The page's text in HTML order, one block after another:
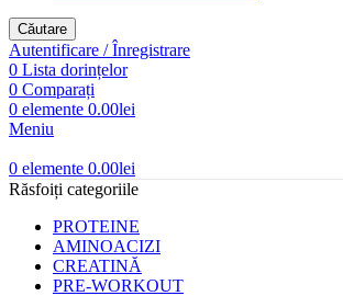
Căutare
Autentificare / Înregistrare
0 Lista dorințelor
0 Comparați
0 elemente 0.00lei
Meniu
0 elemente 0.00lei
Răsfoiți categoriile
PROTEINE
AMINOACIZI
CREATINĂ
PRE-WORKOUT